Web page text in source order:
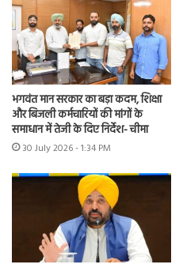
भगवंत मान सरकार का बड़ा कदम, शिक्षा
और बिजली कर्मचारियों की मांगों के
समाधान में तेजी के दिए निर्देश- चीमा
30 July 2026 - 1:34 PM